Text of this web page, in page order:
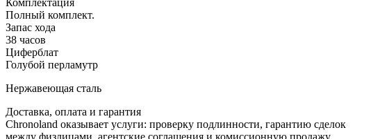
Полный комплект.
Запас хода
38 часов
Циферблат
Голубой перламутр
Нержавеющая сталь
Доставка, оплата и гарантия
Chronoland оказывает услуги: проверку подлинности, гарантию сделок
между физлицами, агентские соглашения и комиссионную продажу.